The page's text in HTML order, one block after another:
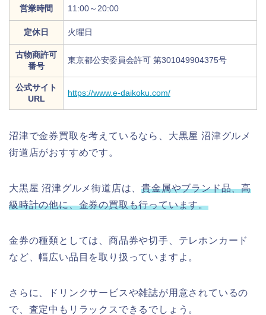
営業時間 11:00～20:00
定休日 火曜日
古物商許可
番号
東京都公安委員会許可 第301049904375号
公式サイト
URL
https://www.e-daikoku.com/
沼津で金券買取を考えているなら、大黒屋 沼津グルメ
街道店がおすすめです。
大黒屋 沼津グルメ街道店は、貴金属やブランド品、高
級時計の他に、金券の買取も行っています。
金券の種類としては、商品券や切手、テレホンカード
など、幅広い品目を取り扱っていますよ。
さらに、ドリンクサービスや雑誌が用意されているの
で、査定中もリラックスできるでしょう。